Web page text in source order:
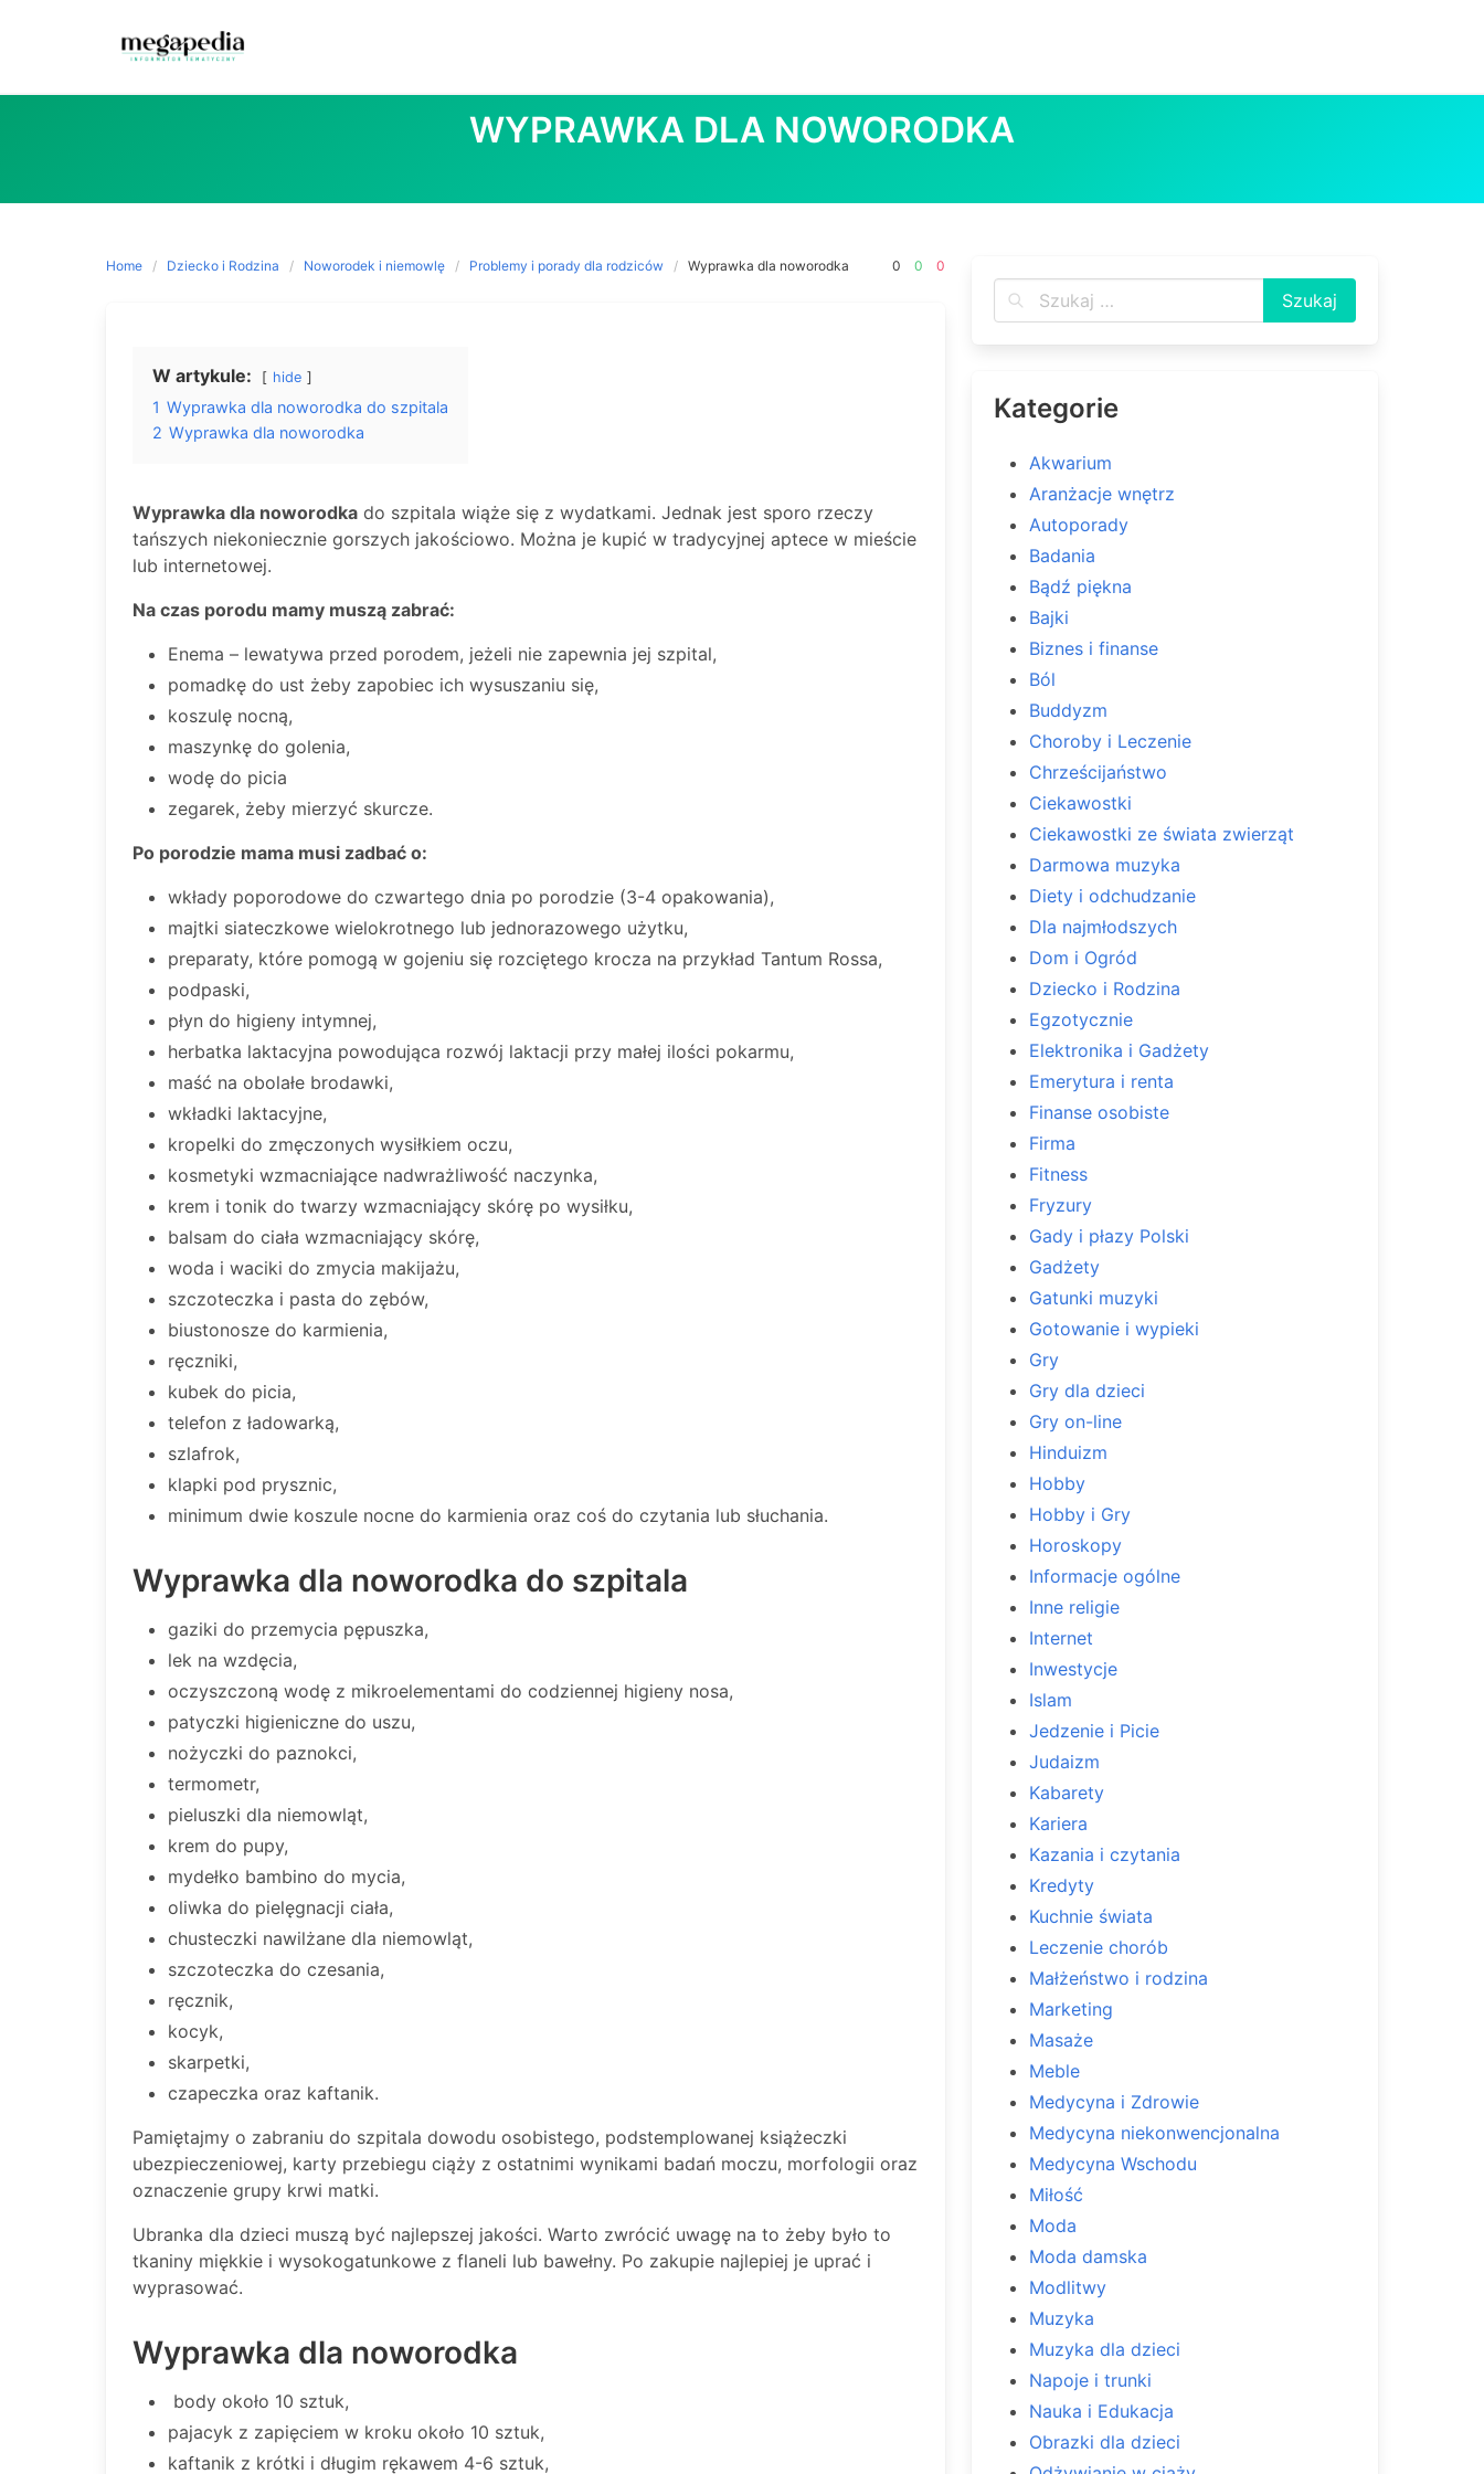
to
WYPRAWKA DLA NOWORODKA
Home Dziecko i Rodzina Noworodek i niemowlę Problemy i porady dla rodziców Wyprawka dla noworodka 0 0 0
W artykule: hide
1 Wyprawka dla noworodka do szpitala
2 Wyprawka dla noworodka
Wyprawka dla noworodka do szpitala wiąże się z wydatkami. Jednak jest sporo rzeczy
tańszych niekoniecznie gorszych jakościowo. Można je kupić w tradycyjnej aptece w mieście
lub internetowej.
Na czas porodu mamy muszą zabrać:
Enema – lewatywa przed porodem, jeżeli nie zapewnia jej szpital,
pomadkę do ust żeby zapobiec ich wysuszaniu się,
koszulę nocną,
maszynkę do golenia,
wodę do picia
zegarek, żeby mierzyć skurcze.
Po porodzie mama musi zadbać o:
wkłady poporodowe do czwartego dnia po porodzie (3-4 opakowania),
majtki siateczkowe wielokrotnego lub jednorazowego użytku,
preparaty, które pomogą w gojeniu się rozciętego krocza na przykład Tantum Rossa,
podpaski,
płyn do higieny intymnej,
herbatka laktacyjna powodująca rozwój laktacji przy małej ilości pokarmu,
maść na obolałe brodawki,
wkładki laktacyjne,
kropelki do zmęczonych wysiłkiem oczu,
kosmetyki wzmacniające nadwrażliwość naczynka,
krem i tonik do twarzy wzmacniający skórę po wysiłku,
balsam do ciała wzmacniający skórę,
woda i waciki do zmycia makijażu,
szczoteczka i pasta do zębów,
biustonosze do karmienia,
ręczniki,
kubek do picia,
telefon z ładowarką,
szlafrok,
klapki pod prysznic,
minimum dwie koszule nocne do karmienia oraz coś do czytania lub słuchania.
Wyprawka dla noworodka do szpitala
gaziki do przemycia pępuszka,
lek na wzdęcia,
oczyszczoną wodę z mikroelementami do codziennej higieny nosa,
patyczki higieniczne do uszu,
nożyczki do paznokci,
termometr,
pieluszki dla niemowląt,
krem do pupy,
mydełko bambino do mycia,
oliwka do pielęgnacji ciała,
chusteczki nawilżane dla niemowląt,
szczoteczka do czesania,
ręcznik,
kocyk,
skarpetki,
czapeczka oraz kaftanik.
Pamiętajmy o zabraniu do szpitala dowodu osobistego, podstemplowanej książeczki
ubezpieczeniowej, karty przebiegu ciąży z ostatnimi wynikami badań moczu, morfologii oraz
oznaczenie grupy krwi matki.
Ubranka dla dzieci muszą być najlepszej jakości. Warto zwrócić uwagę na to żeby było to
tkaniny miękkie i wysokogatunkowe z flaneli lub bawełny. Po zakupie najlepiej je uprać i
wyprasować.
Wyprawka dla noworodka
body około 10 sztuk,
pajacyk z zapięciem w kroku około 10 sztuk,
kaftanik z krótki i długim rękawem 4-6 sztuk,
Kategorie
Akwarium
Aranżacje wnętrz
Autoporady
Badania
Bądź piękna
Bajki
Biznes i finanse
Ból
Buddyzm
Choroby i Leczenie
Chrześcijaństwo
Ciekawostki
Ciekawostki ze świata zwierząt
Darmowa muzyka
Diety i odchudzanie
Dla najmłodszych
Dom i Ogród
Dziecko i Rodzina
Egzotycznie
Elektronika i Gadżety
Emerytura i renta
Finanse osobiste
Firma
Fitness
Fryzury
Gady i płazy Polski
Gadżety
Gatunki muzyki
Gotowanie i wypieki
Gry
Gry dla dzieci
Gry on-line
Hinduizm
Hobby
Hobby i Gry
Horoskopy
Informacje ogólne
Inne religie
Internet
Inwestycje
Islam
Jedzenie i Picie
Judaizm
Kabarety
Kariera
Kazania i czytania
Kredyty
Kuchnie świata
Leczenie chorób
Małżeństwo i rodzina
Marketing
Masaże
Meble
Medycyna i Zdrowie
Medycyna niekonwencjonalna
Medycyna Wschodu
Miłość
Moda
Moda damska
Modlitwy
Muzyka
Muzyka dla dzieci
Napoje i trunki
Nauka i Edukacja
Obrazki dla dzieci